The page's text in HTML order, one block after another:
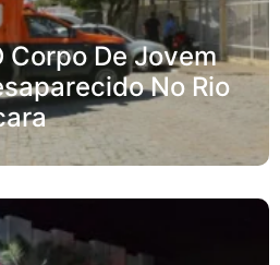
Corpo De Jovem
No Rio